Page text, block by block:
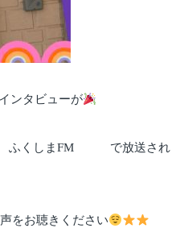
ンタビューが
ふくしまFM で放送され
をお聴きください